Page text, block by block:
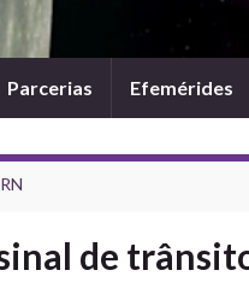
Parcerias Efemérides
de